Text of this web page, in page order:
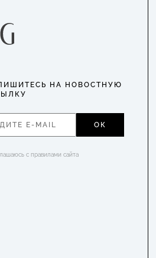
НА НОВОСТНУЮ
ОК
с правилами сайта